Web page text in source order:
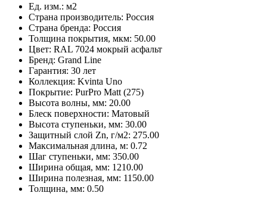
Ед. изм.: м2
Страна производитель: Россия
Страна бренда: Россия
Толщина покрытия, мкм: 50.00
Цвет: RAL 7024 мокрый асфальт
Бренд: Grand Line
Гарантия: 30 лет
Коллекция: Kvinta Uno
Покрытие: PurPro Matt (275)
Высота волны, мм: 20.00
Блеск поверхности: Матовый
Высота ступеньки, мм: 30.00
Защитный слой Zn, г/м2: 275.00
Максимальная длина, м: 0.72
Шаг ступеньки, мм: 350.00
Ширина общая, мм: 1210.00
Ширина полезная, мм: 1150.00
Толщина, мм: 0.50